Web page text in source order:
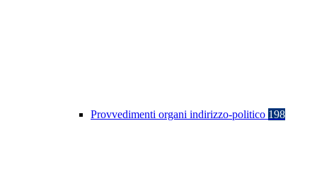
Provvedimenti organi indirizzo-politico 198